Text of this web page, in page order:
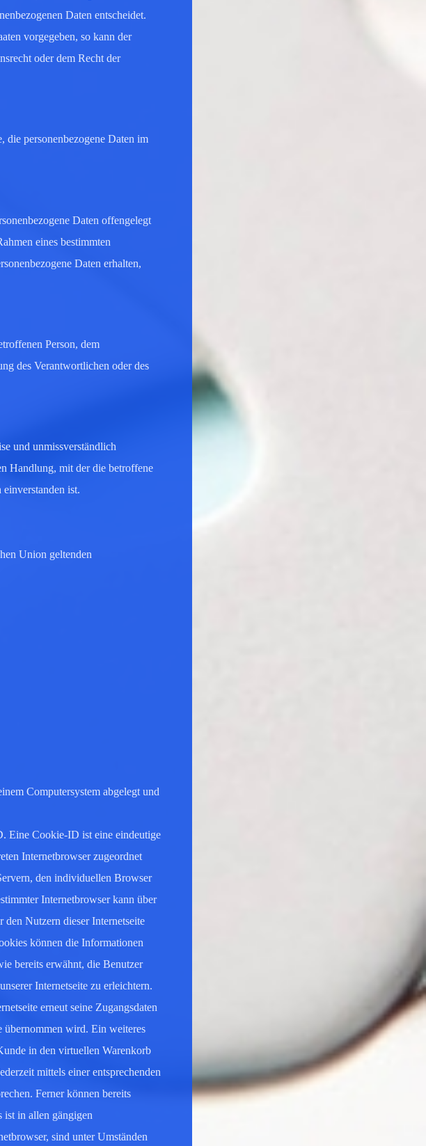
Daten entscheidet.
vorgegeben, so kann der
oder dem Recht der
die personenbezogene Daten im
Daten offengelegt
eines bestimmten
Daten erhalten,
Person, dem
des Verantwortlichen oder des
und unmissverständlich
Handlung, mit der die betroffene
ist.
Union geltenden
Computersystem abgelegt und
Eine Cookie-ID ist eine eindeutige
Internetbrowser zugeordnet
den individuellen Browser
Internetbrowser kann über
Nutzern dieser Internetseite
können die Informationen
bereits erwähnt, die Benutzer
Internetseite zu erleichtern.
erneut seine Zugangsdaten
übernommen wird. Ein weiteres
in den virtuellen Warenkorb
mittels einer entsprechenden
Ferner können bereits
ist in allen gängigen
sind unter Umständen